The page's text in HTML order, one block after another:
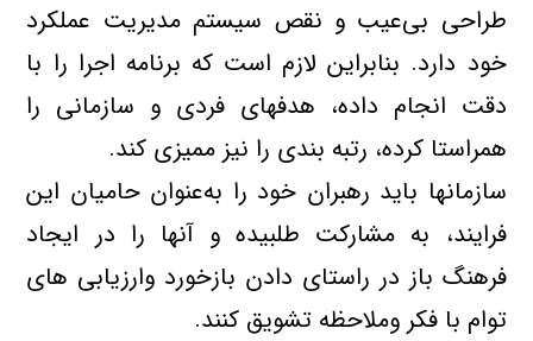
طراحي بي‌عيب و نقص سيستم مديريت عملكرد
خود دارد. بنابراين لازم است كه برنامه اجرا را با
دقت انجام داده، هدفهاي فردي و سازماني را
همراستا كرده، رتبه بندي را نيز مميزي کند.
سازمانها بايد رهبران خود را به‌عنوان حاميان اين
فرايند، به مشاركت طلبيده و آنها را در ايجاد
فرهنگ باز در راستاي دادن بازخورد وارزيابي هاي
توام با فكر وملاحظه تشويق كنند.